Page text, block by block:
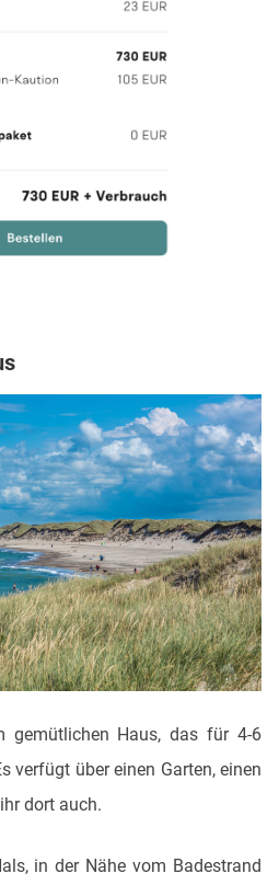
gemütlichen Haus, das für 4-6
verfügt über einen Garten, einen
dort auch.
in der Nähe vom Badestrand